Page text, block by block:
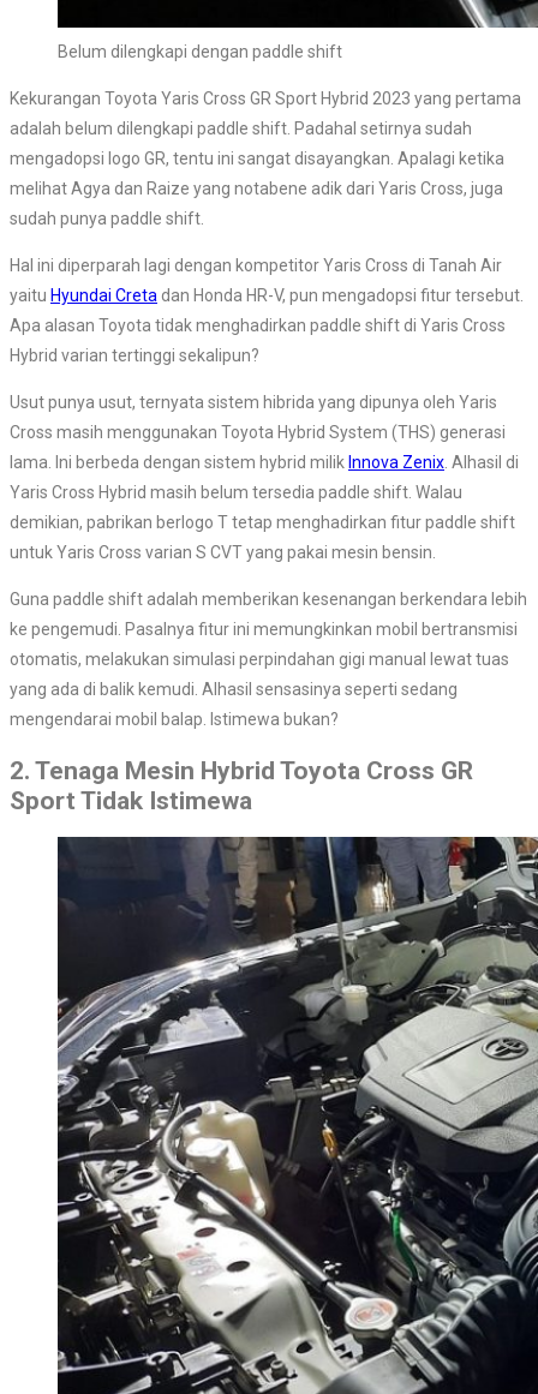
Belum dilengkapi dengan paddle shift
Kekurangan Toyota Yaris Cross GR Sport Hybrid 2023 yang pertama
adalah belum dilengkapi paddle shift. Padahal setirnya sudah
mengadopsi logo GR, tentu ini sangat disayangkan. Apalagi ketika
melihat Agya dan Raize yang notabene adik dari Yaris Cross, juga
sudah punya paddle shift.
Hal ini diperparah lagi dengan kompetitor Yaris Cross di Tanah Air
yaitu Hyundai Creta dan Honda HR-V, pun mengadopsi fitur tersebut.
Apa alasan Toyota tidak menghadirkan paddle shift di Yaris Cross
Hybrid varian tertinggi sekalipun?
Usut punya usut, ternyata sistem hibrida yang dipunya oleh Yaris
Cross masih menggunakan Toyota Hybrid System (THS) generasi
lama. Ini berbeda dengan sistem hybrid milik Innova Zenix. Alhasil di
Yaris Cross Hybrid masih belum tersedia paddle shift. Walau
demikian, pabrikan berlogo T tetap menghadirkan fitur paddle shift
untuk Yaris Cross varian S CVT yang pakai mesin bensin.
Guna paddle shift adalah memberikan kesenangan berkendara lebih
ke pengemudi. Pasalnya fitur ini memungkinkan mobil bertransmisi
otomatis, melakukan simulasi perpindahan gigi manual lewat tuas
yang ada di balik kemudi. Alhasil sensasinya seperti sedang
mengendarai mobil balap. Istimewa bukan?
2. Tenaga Mesin Hybrid Toyota Cross GR
Sport Tidak Istimewa